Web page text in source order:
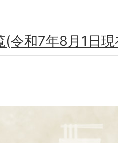
(令和7年8月1日